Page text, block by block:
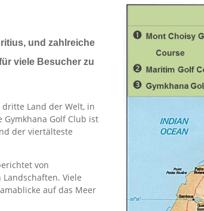
und zahlreiche
viele Besucher zu
Land der Welt, in
Golf Club ist
der viertälteste
von
Viele
auf das Meer